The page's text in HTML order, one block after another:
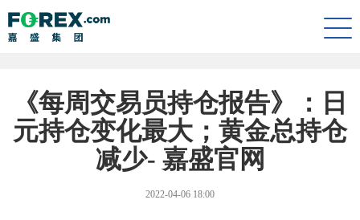
《每周交易员持仓报告》：日
元持仓变化最大；黄金总持仓
减少- 嘉盛官网
2022-04-06 18:00